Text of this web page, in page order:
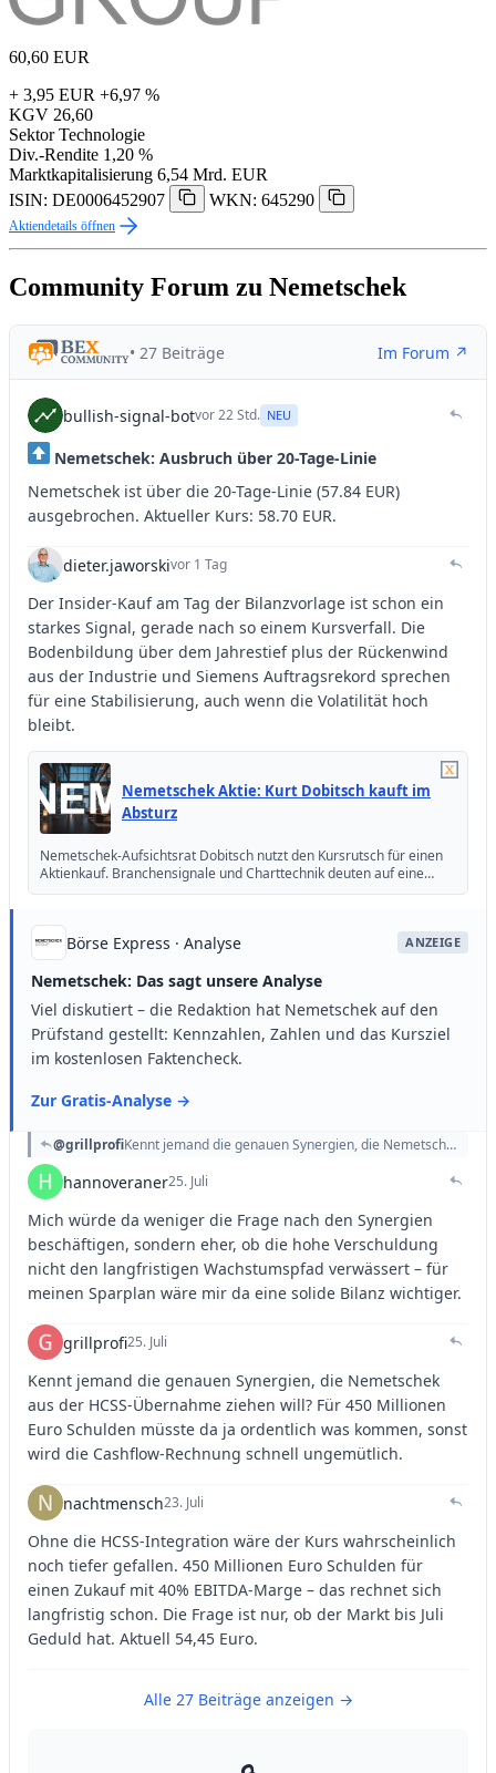
60,60 EUR
+ 3,95 EUR +6,97 %
KGV 26,60
Sektor Technologie
Div.-Rendite 1,20 %
Marktkapitalisierung 6,54 Mrd. EUR
ISIN: DE0006452907
WKN: 645290
Aktiendetails öffnen
Community Forum zu Nemetschek